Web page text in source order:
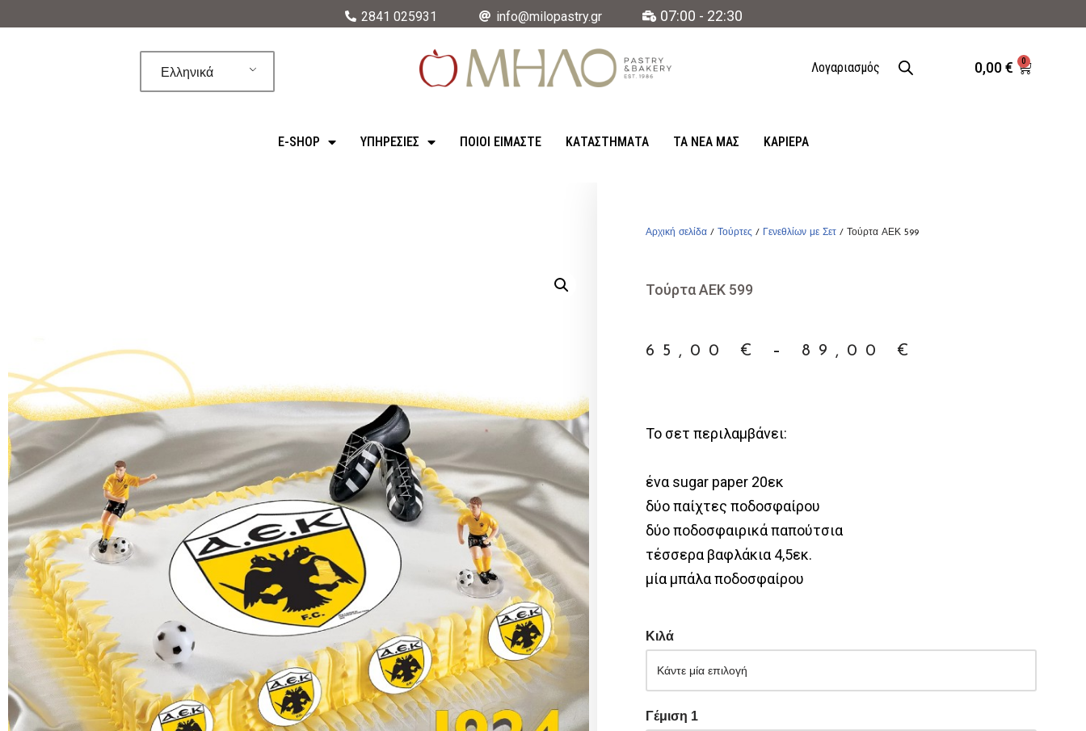
2841 025931 info@milopastry.gr 07:00 - 22:30
Ελληνικά Λογαριασμός 0,00€ 0
E-SHOP ΥΠΗΡΕΣΊΕΣ ΠΟΙΟΙ ΕΙΜΑΣΤΕ ΚΑΤΑΣΤΉΜΑΤΑ ΤΑ ΝΈΑ ΜΑΣ ΚΑΡΙΈΡΑ
Αρχική σελίδα / Τούρτες / Γενεθλίων με Σετ / Τούρτα ΑΕΚ 599
Τούρτα ΑΕΚ 599
65,00 € – 89,00 €
Το σετ περιλαμβάνει:
ένα sugar paper 20εκ
δύο παίχτες ποδοσφαίρου
δύο ποδοσφαιρικά παπούτσια
τέσσερα βαφλάκια 4,5εκ.
μία μπάλα ποδοσφαίρου
Κιλά
Γέμιση 1